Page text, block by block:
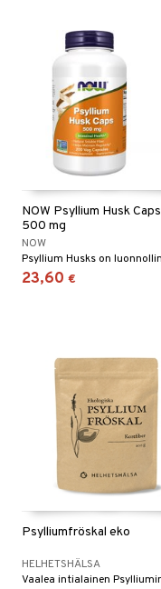
NOW Psyllium Husk Caps
500 mg
NOW
23,60 €
Psylliumfröskal eko
HELHETSHÄLSA